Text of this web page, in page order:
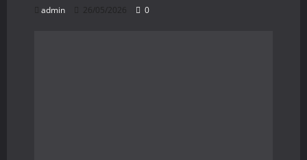
admin 26/05/2026 0